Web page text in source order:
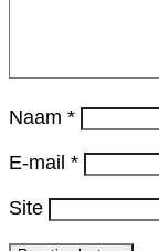
Naam *
E-mail *
Site